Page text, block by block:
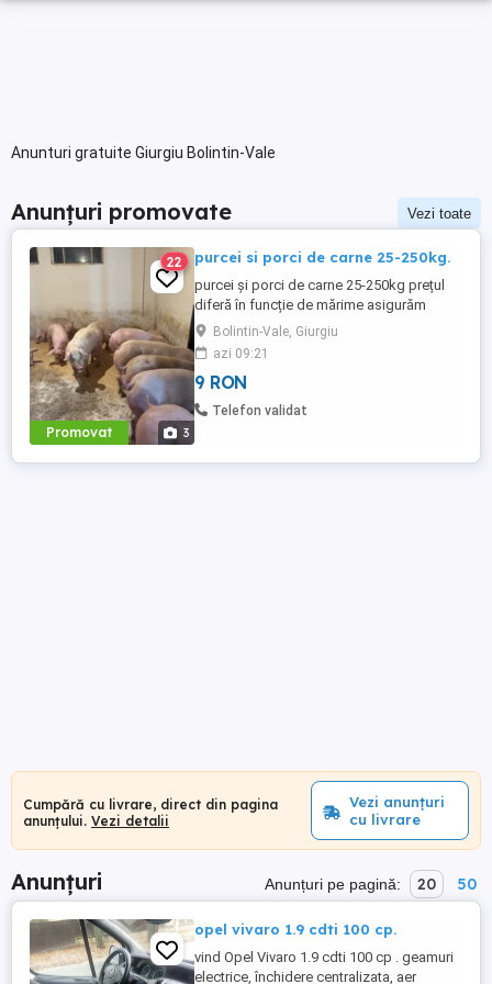
Anunturi gratuite Giurgiu Bolintin-Vale
Anunțuri promovate Vezi toate
Promovat 3
22 purcei si porci de carne 25-250kg.
purcei și porci de carne 25-250kg prețul
diferă în funcție de mărime asigurăm
transport prețul pornește de la 500 de lei
Bolintin-Vale, Giurgiu
azi 09:21
9 RON
Telefon validat
Cumpără cu livrare, direct din pagina
anunțului. Vezi detalii
Vezi anunțuri
cu livrare
Anunțuri Anunțuri pe pagină: 20 50
opel vivaro 1.9 cdti 100 cp.
vind Opel Vivaro 1.9 cdti 100 cp . geamuri
electrice, închidere centralizata, aer